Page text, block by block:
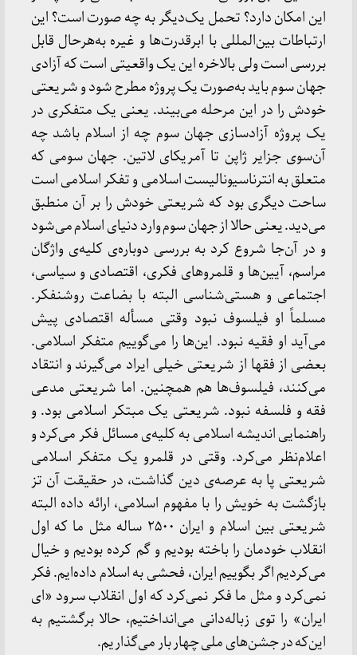
این امکان دارد؟ تحمل یک‌دیگر به چه صورت است؟ این
ارتباطات بین‌المللی با ابرقدرت‌ها و غیره به‌هرحال قابل
بررسی است ولی بالاخره این یک واقعیتی است که آزادی
جهان سوم باید به‌صورت یک پروژه مطرح شود و شریعتی
خودش را در این مرحله می‌بیند. یعنی یک متفکری در
یک پروژه آزادسازی جهان سوم چه از اسلام باشد چه
آن‌سوی جزایر ژاپن تا آمریکای لاتین. جهان سومی که
متعلق به انترناسیونالیست اسلامی و تفکر اسلامی است
ساحت دیگری بود که شریعتی خودش را بر آن منطبق
می‌دید. یعنی حالا از جهان سوم وارد دنیای اسلام می‌شود
و در آن‌جا شروع کرد به بررسی دوباره‌ی کلیه‌ی واژگان
مراسم، آیین‌ها و قلمرو‌های فکری، اقتصادی و سیاسی،
اجتماعی و هستی‌شناسی البته با بضاعت روشنفکر.
مسلماً او فیلسوف نبود وقتی مسأله اقتصادی پیش
می‌آید او فقیه نبود. این‌ها را می‌گوییم متفکر اسلامی.
بعضی از فقها از شریعتی خیلی ایراد می‌گیرند و انتقاد
می‌کنند، فیلسوف‌ها هم همچنین. اما شریعتی مدعی
فقه و فلسفه نبود. شریعتی یک مبتکر اسلامی بود. و
راهنمایی اندیشه اسلامی به کلیه‌ی مسائل فکر می‌کرد و
اعلام‌نظر می‌کرد. وقتی در قلمرو یک متفکر اسلامی
شریعتی پا به عرصه‌ی دین گذاشت، در حقیقت آن تز
بازگشت به خویش را با مفهوم اسلامی، ارائه داده البته
شریعتی بین اسلام و ایران ۲۵۰۰ ساله مثل ما که اول
انقلاب خودمان را باخته بودیم و گم کرده بودیم و خیال
می‌کردیم اگر بگوییم ایران، فحشی به اسلام داده‌ایم. فکر
نمی‌کرد و مثل ما فکر نمی‌کرد که اول انقلاب سرود «ای
ایران» را توی زباله‌دانی می‌انداختیم، حالا برگشتیم به
این‌که در جشن‌های ملی چهار بار می‌گذاریم.